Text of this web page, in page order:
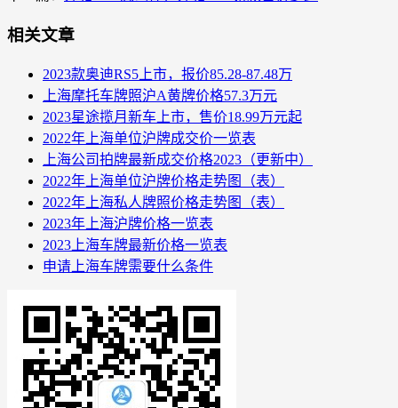
相关文章
2023款奥迪RS5上市，报价85.28-87.48万
上海摩托车牌照沪A黄牌价格57.3万元
2023星途揽月新车上市，售价18.99万元起
2022年上海单位沪牌成交价一览表
上海公司拍牌最新成交价格2023（更新中）
2022年上海单位沪牌价格走势图（表）
2022年上海私人牌照价格走势图（表）
2023年上海沪牌价格一览表
2023上海车牌最新价格一览表
申请上海车牌需要什么条件